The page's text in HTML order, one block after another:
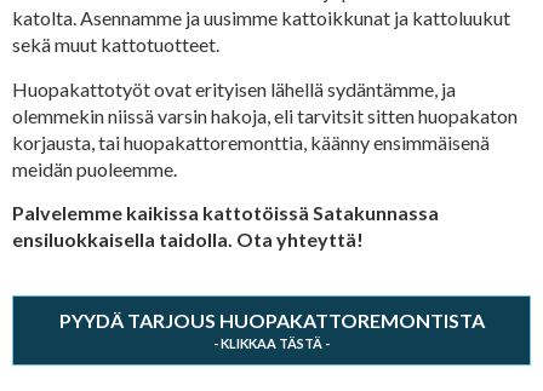
katolta. Asennamme ja uusimme kattoikkunat ja kattoluukut
sekä muut kattotuotteet.
Huopakattotyöt ovat erityisen lähellä sydäntämme, ja
olemmekin niissä varsin hakoja, eli tarvitsit sitten huopakaton
korjausta, tai huopakattoremonttia, käänny ensimmäisenä
meidän puoleemme.
Palvelemme kaikissa kattotöissä Satakunnassa
ensiluokkaisella taidolla. Ota yhteyttä!
PYYDÄ TARJOUS HUOPAKATTOREMONTISTA